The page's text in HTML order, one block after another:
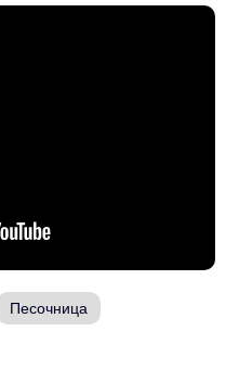
Песочница